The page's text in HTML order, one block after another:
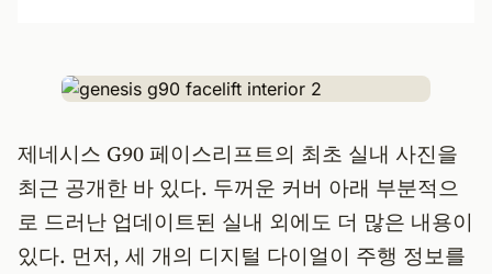
제네시스 G90 페이스리프트의 최초 실내 사진을
최근 공개한 바 있다. 두꺼운 커버 아래 부분적으
로 드러난 업데이트된 실내 외에도 더 많은 내용이
있다. 먼저, 세 개의 디지털 다이얼이 주행 정보를